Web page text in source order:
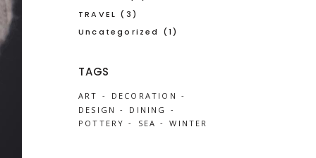
TRAVEL (3)
Uncategorized
(1)
TAGS
ART
DECORATION
DESIGN
DINING
POTTERY
SEA WINTER